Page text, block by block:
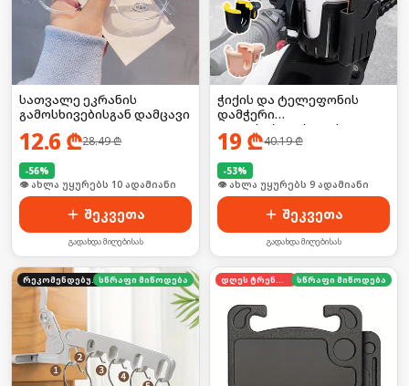
სათვალე ეკრანის
გამოსხივებისგან დამცავი
12.6 ₾28.49₾
-56%
🛒 ბოლო 24სთ-ში იყიდა 12-მა
შეკვეთა
გადახდა მიღებისას
ჭიქის და ტელეფონის
დამჭერი
ველოსიპედისთვის
19 ₾40.19₾
-53%
🛒 ბოლო 24სთ-ში იყიდა 10-მა
შეკვეთა
გადახდა მიღებისას
რეკომენდებულისწრაფი მიწოდება სწრაფი მიწოდება